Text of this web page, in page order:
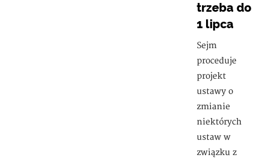
trzeba do
1 lipca
Sejm
proceduje
projekt
ustawy o
zmianie
niektórych
ustaw w
związku z